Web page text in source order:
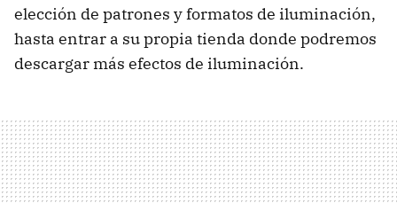
elección de patrones y formatos de iluminación,
hasta entrar a su propia tienda donde podremos
descargar más efectos de iluminación.